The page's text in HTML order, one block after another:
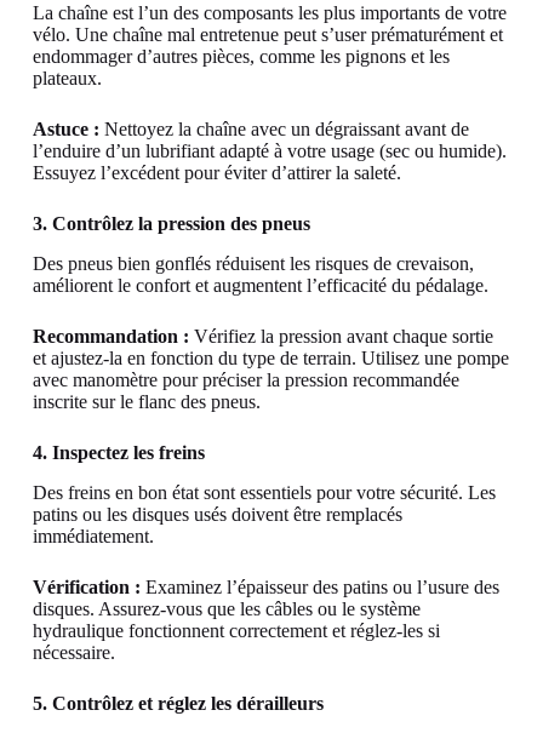
La chaîne est l’un des composants les plus importants de votre
vélo. Une chaîne mal entretenue peut s’user prématurément et
endommager d’autres pièces, comme les pignons et les
plateaux.
Astuce : Nettoyez la chaîne avec un dégraissant avant de
l’enduire d’un lubrifiant adapté à votre usage (sec ou humide).
Essuyez l’excédent pour éviter d’attirer la saleté.
3. Contrôlez la pression des pneus
Des pneus bien gonflés réduisent les risques de crevaison,
améliorent le confort et augmentent l’efficacité du pédalage.
Recommandation : Vérifiez la pression avant chaque sortie
et ajustez-la en fonction du type de terrain. Utilisez une pompe
avec manomètre pour préciser la pression recommandée
inscrite sur le flanc des pneus.
4. Inspectez les freins
Des freins en bon état sont essentiels pour votre sécurité. Les
patins ou les disques usés doivent être remplacés
immédiatement.
Vérification : Examinez l’épaisseur des patins ou l’usure des
disques. Assurez-vous que les câbles ou le système
hydraulique fonctionnent correctement et réglez-les si
nécessaire.
5. Contrôlez et réglez les dérailleurs